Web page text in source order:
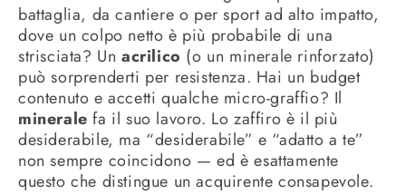
battaglia, da cantiere o per sport ad alto impatto,
dove un colpo netto è più probabile di una
strisciata? Un acrilico (o un minerale rinforzato)
può sorprenderti per resistenza. Hai un budget
contenuto e accetti qualche micro-graffio? Il
minerale fa il suo lavoro. Lo zaffiro è il più
desiderabile, ma “desiderabile” e “adatto a te”
non sempre coincidono — ed è esattamente
questo che distingue un acquirente consapevole.